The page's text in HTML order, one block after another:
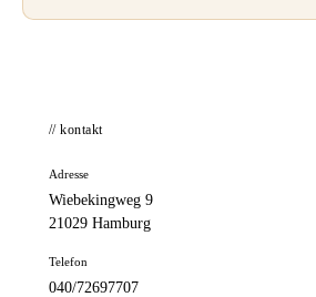
// kontakt
Adresse
Wiebekingweg 9
21029 Hamburg
Telefon
040/72697707